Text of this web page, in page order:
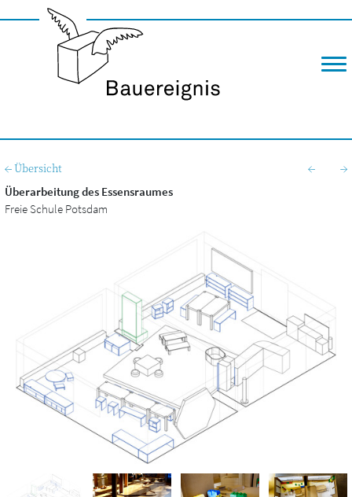
← Übersicht ← →
Überarbeitung des Essensraumes
Freie Schu­le Potsdam